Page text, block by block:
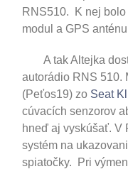
RNS510. K nej
modul a GPS
A tak Altejka
autorádio RNS 510.
(Peťos19) zo Seat
cúvacích senzorov
hneď aj vyskúšať. V
systém na
spiatočky. Pri